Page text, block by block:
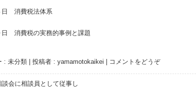
日 消費税法体系
消費税の実務的事例と課題
: 未分類 投稿者 : yamamotokaikei コメントをどうぞ
会に相談員として従事し